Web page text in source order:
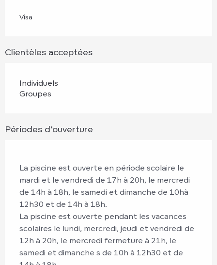
Visa
Clientèles acceptées
Individuels
Groupes
Périodes d'ouverture
La piscine est ouverte en période scolaire le
mardi et le vendredi de 17h à 20h, le mercredi
de 14h à 18h, le samedi et dimanche de 10hà
12h30 et de 14h à 18h.
La piscine est ouverte pendant les vacances
scolaires le lundi, mercredi, jeudi et vendredi de
12h à 20h, le mercredi fermeture à 21h, le
samedi et dimanche s de 10h à 12h30 et de